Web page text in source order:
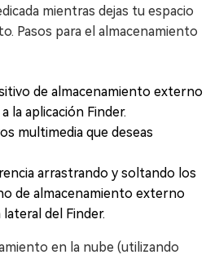
mientras dejas tu espacio
Pasos para el almacenamiento
de almacenamiento externo
la aplicación Finder.
multimedia que deseas
arrastrando y soltando los
de almacenamiento externo
del Finder.
en la nube (utilizando